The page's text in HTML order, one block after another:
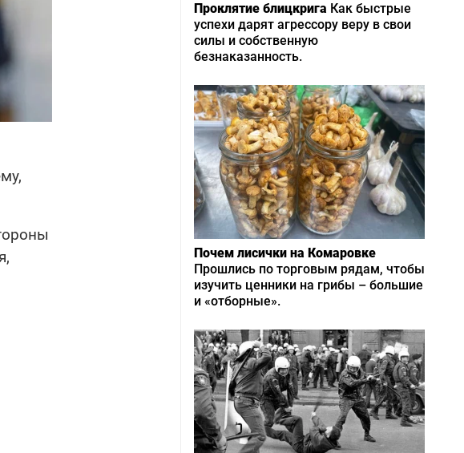
Проклятие блицкрига Как быстрые
успехи дарят агрессору веру в свои
силы и собственную
безнаказанность.
Почем лисички на Комаровке
Прошлись по торговым рядам, чтобы
изучить ценники на грибы – большие
и «отборные».